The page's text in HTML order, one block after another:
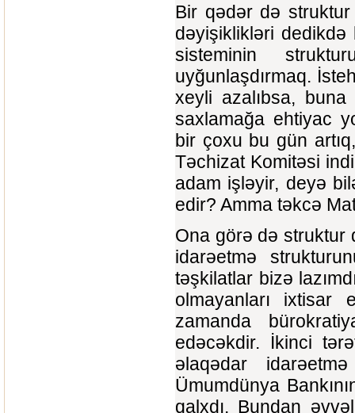
Bir qədər də struktur
dəyişiklikləri dedikdə
sisteminin
uyğunlaşdırmaq.
xeyli azalıbsa,
saxlamağa ehtiyac
bir çoxu bu gün
Təchizat Komitəsi
adam işləyir, deyə
edir? Amma təkcə
Ona görə də struktur
idarəetmə
təşkilatlar bizə
olmayanları ixtisar
zamanda
edəcəkdir. İkinci
əlaqədar
Ümumdünya
qalxdı. Bundan